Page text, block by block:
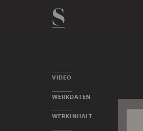
VIDEO
WERKDATEN
WERKINHALT